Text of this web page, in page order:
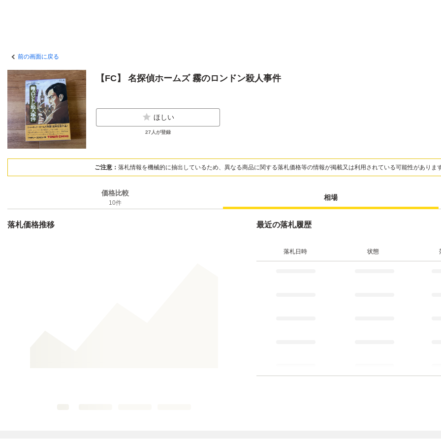
前の画面に戻る
【FC】 名探偵ホームズ 霧のロンドン殺人事件
ほしい
27 人が登録
ご注意： 落札情報を機械的に抽出しているため、異なる商品に関する落札価格等の情報が掲載又は利用されている可能性がありま
価格比較
10件
相場
落札価格推移 最近の落札履歴
落札日時 状態